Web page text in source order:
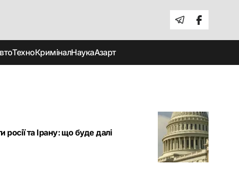
ТехноКриміналНаукаАзарт
та Ірану: що буде далі